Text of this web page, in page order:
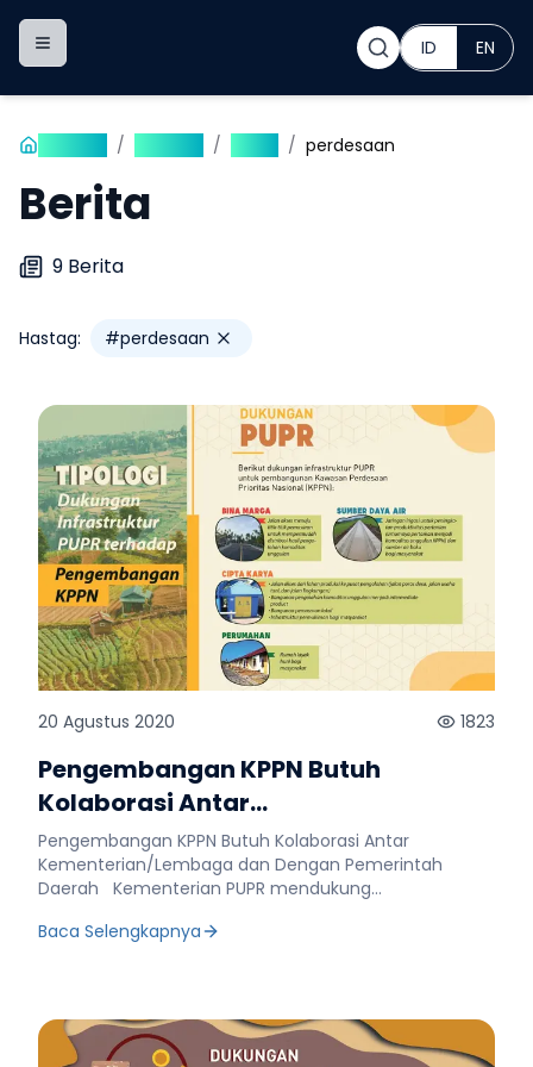
Toggle navigation menu ID EN
/ / / perdesaan
Berita
9 Berita
Hastag: #perdesaan
20 Agustus 2020 1823
Pengembangan KPPN Butuh
Kolaborasi Antar
Kementerian/Lembaga dan
Pemerintah Daerah
Pengembangan KPPN Butuh Kolaborasi Antar
Kementerian/Lembaga dan Dengan Pemerintah
Daerah Kementerian PUPR mendukung
(KPPN) melalui penyusunan Master Plan KPPN. Pada
itu Kementerian PUPR turut mendukung
pembangunan di beberapa KPPN seperti KPPN Towuti
Baca Selengkapnya